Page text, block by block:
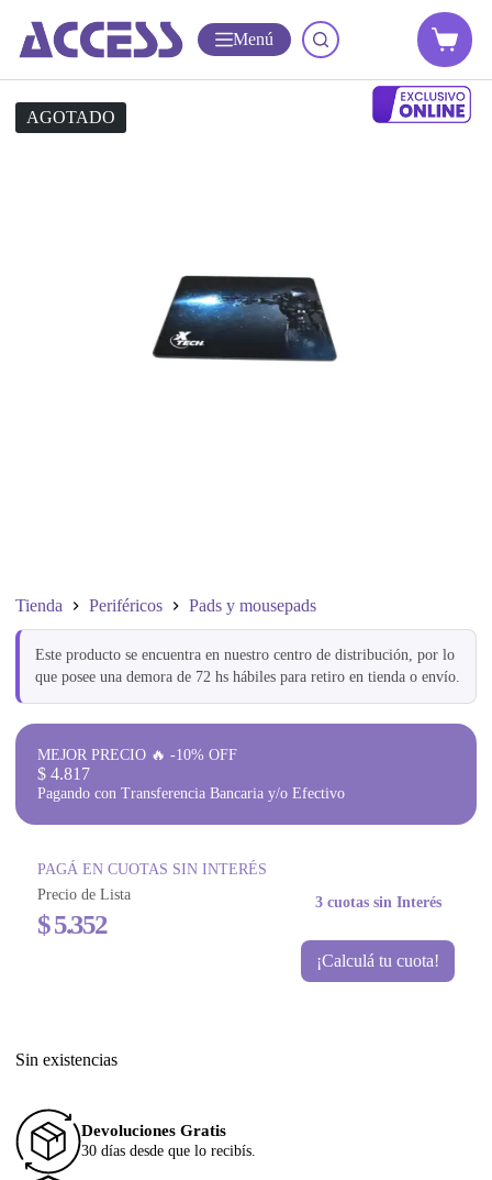
Menú
AGOTADO
Tienda Periféricos Pads y mousepads
Este producto se encuentra en nuestro centro de distribución, por lo
que posee una demora de 72 hs hábiles para retiro en tienda o envío.
MEJOR PRECIO 🔥 -10% OFF
$ 4.817
Pagando con Transferencia Bancaria y/o Efectivo
PAGÁ EN CUOTAS SIN INTERÉS
Precio de Lista
$5.352
3 cuotas sin Interés
¡Calculá tu cuota!
Sin existencias
Devoluciones Gratis
30 días desde que lo recibís.